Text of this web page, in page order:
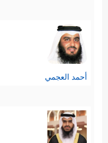
أحمد العجمي